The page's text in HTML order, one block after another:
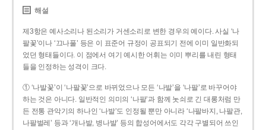
해설
제3항은 예사소리나 된소리가 거센소리로 변한 경우의 예이다. 사실 ‘나
팔꽃’이나 ‘끄나풀’ 등은 이 표준어 규정이 공표되기 전에 이미 일반화되
었던 형태들이다. 이 점에서 여기 예시한 어휘는 이미 뿌리를 내린 형태
들을 인정하는 성격이 크다.
① ‘나발꽃’이 ‘나팔꽃’으로 바뀌었으나 모든 ‘나발’을 ‘나팔’로 바꾸어야
하는 것은 아니다. 일반적인 의미의 ‘나팔’과 함께 놋쇠로 긴 대롱처럼 만
든 전통 관악기의 하나인 ‘나발’도 인정될 뿐만 아니라 ‘나팔바지, 나팔관,
나팔벌레’ 등과 ‘개나발, 병나발’ 등의 합성어에서도 각각 구별되어 쓰인